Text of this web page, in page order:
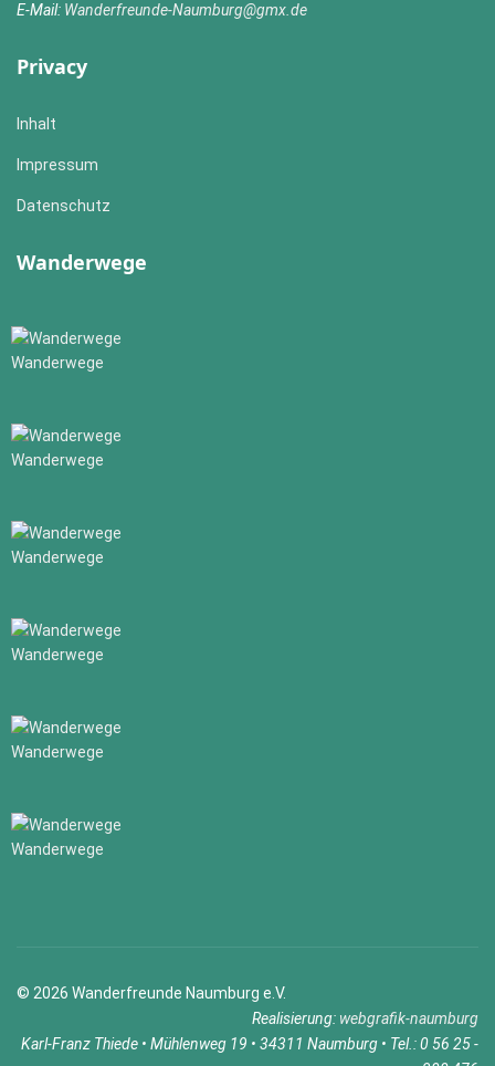
E-Mail: Wanderfreunde-Naumburg@gmx.de
Privacy
Inhalt
Impressum
Datenschutz
Wanderwege
Wanderwege
Wanderwege
Wanderwege
Wanderwege
Wanderwege
Wanderwege
© 2026 Wanderfreunde Naumburg e.V.
Realisierung: webgrafik-naumburg
Karl-Franz Thiede • Mühlenweg 19 • 34311 Naumburg • Tel.: 0 56 25 -